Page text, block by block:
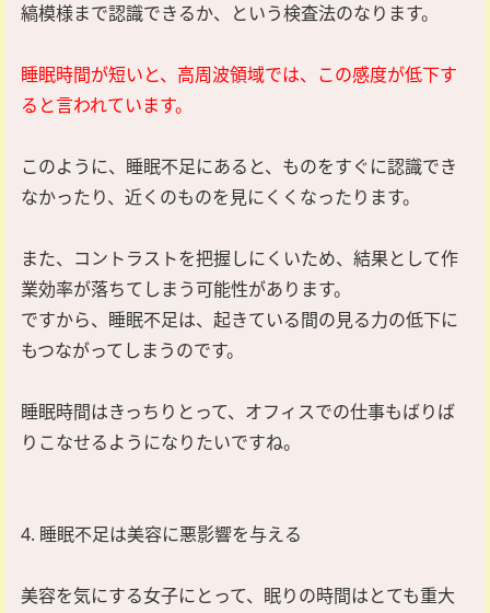
縞模様まで認識できるか、という検査法のなります。
睡眠時間が短いと、高周波領域では、この感度が低下す
ると言われています。
このように、睡眠不足にあると、ものをすぐに認識でき
なかったり、近くのものを見にくくなったります。
また、コントラストを把握しにくいため、結果として作
業効率が落ちてしまう可能性があります。
ですから、睡眠不足は、起きている間の見る力の低下に
もつながってしまうのです。
睡眠時間はきっちりとって、オフィスでの仕事もばりば
りこなせるようになりたいですね。
4. 睡眠不足は美容に悪影響を与える
美容を気にする女子にとって、眠りの時間はとても重大